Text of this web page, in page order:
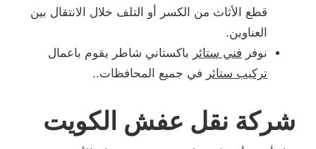
قطع الأثاث من الكسر أو التلف خلال الانتقال بين
العناوين.
نوفر فني ستائر باكستاني شاطر يقوم باعمال
تركيب ستائر في جميع المحافظات..
شركة نقل عفش الكويت